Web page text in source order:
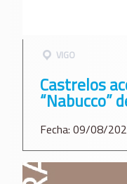
VIGO
Castrelos
“Nabucco”
Fecha: 09/08/